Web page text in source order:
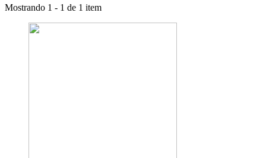
Mostrando 1 - 1 de 1 item